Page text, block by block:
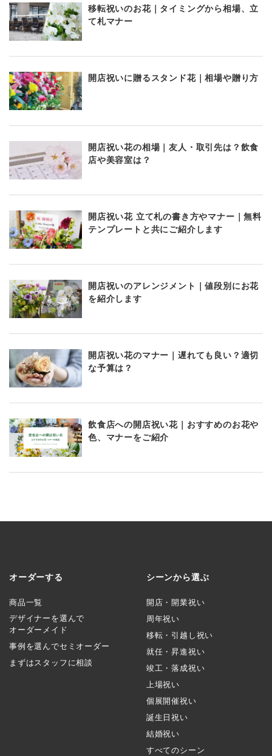
移転祝いのお花｜タイミングから相場、立
て札マナー
開店祝いに贈るスタンド花｜相場や贈り方
開店祝い花の相場｜友人・取引先は？飲食
店や美容室は？
開店祝い花 立て札の書き方やマナー｜無料
テンプレートと共にご紹介します
開店祝いのアレンジメント｜値段別にお花
を紹介します
開店祝い花のマナー｜遅れても良い？適切
な予算は？
飲食店への開店祝い花｜おすすめのお花や
色、マナーをご紹介
オーダーする
商品一覧
デザイナーを選んで
オーダーメイド
事例を選んでセミオーダー
まずはスタッフに相談
シーンから選ぶ
開店・開業祝い
周年祝い
移転・引越し祝い
就任・昇進祝い
竣工・落成祝い
上場祝い
個展開催祝い
誕生日祝い
結婚祝い
すべてのシーン